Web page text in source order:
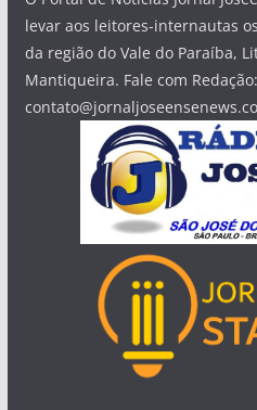
levar aos leitores-internautas
da região do Vale do Paraíba,
Mantiqueira. Fale com